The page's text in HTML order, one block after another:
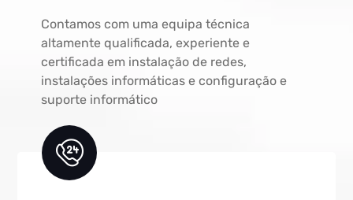
Contamos com uma equipa técnica
altamente qualificada, experiente e
certificada em instalação de redes,
instalações informáticas e configuração e
suporte informático